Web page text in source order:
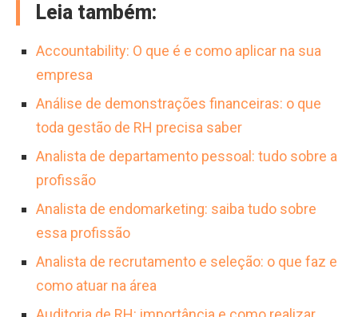
Leia também:
Accountability: O que é e como aplicar na sua
empresa
Análise de demonstrações financeiras: o que
toda gestão de RH precisa saber
Analista de departamento pessoal: tudo sobre a
profissão
Analista de endomarketing: saiba tudo sobre
essa profissão
Analista de recrutamento e seleção: o que faz e
como atuar na área